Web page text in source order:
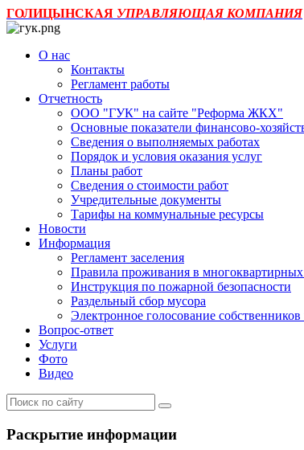
ГОЛИЦЫНСКАЯ УПРАВЛЯЮЩАЯ КОМПАНИЯ
О нас
Контакты
Регламент работы
Отчетность
ООО "ГУК" на сайте "Реформа ЖКХ"
Основные показатели финансово-
Сведения о выполняемых работах
Порядок и условия оказания услуг
Планы работ
Сведения о стоимости работ
Учредительные документы
Тарифы на коммунальные ресурсы
Новости
Информация
Регламент заселения
Правила проживания в
Инструкция по пожарной безопасности
Раздельный сбор мусора
Электронное голосование
Вопрос-ответ
Услуги
Фото
Видео
Раскрытие информации